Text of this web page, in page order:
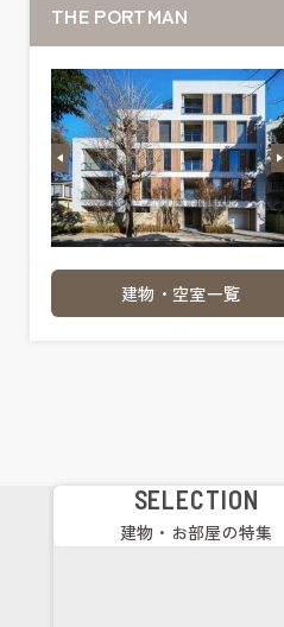
THE PORTMAN
建物・空室一覧
SELECTION
建物・お部屋の特集